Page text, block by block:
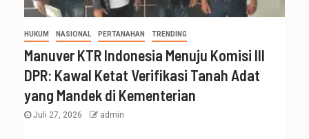
HUKUM NASIONAL PERTANAHAN TRENDING
Manuver KTR Indonesia Menuju Komisi III
DPR: Kawal Ketat Verifikasi Tanah Adat
yang Mandek di Kementerian
Juli 27, 2026 admin